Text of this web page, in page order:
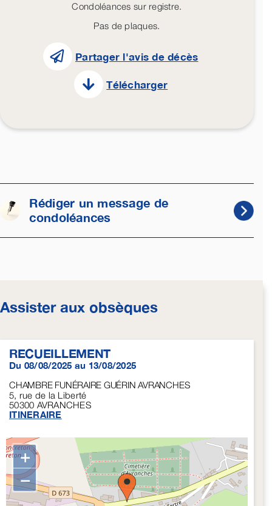
Condoléances sur registre.
Pas de plaques.
Partager l'avis de décès
Télécharger
Rédiger un message de
condoléances
Assister aux obsèques
RECUEILLEMENT
Du 08/08/2025 au 13/08/2025
CHAMBRE FUNÉRAIRE GUÉRIN AVRANCHES
5, rue de la Liberté
50300 AVRANCHES
ITINERAIRE
+
−